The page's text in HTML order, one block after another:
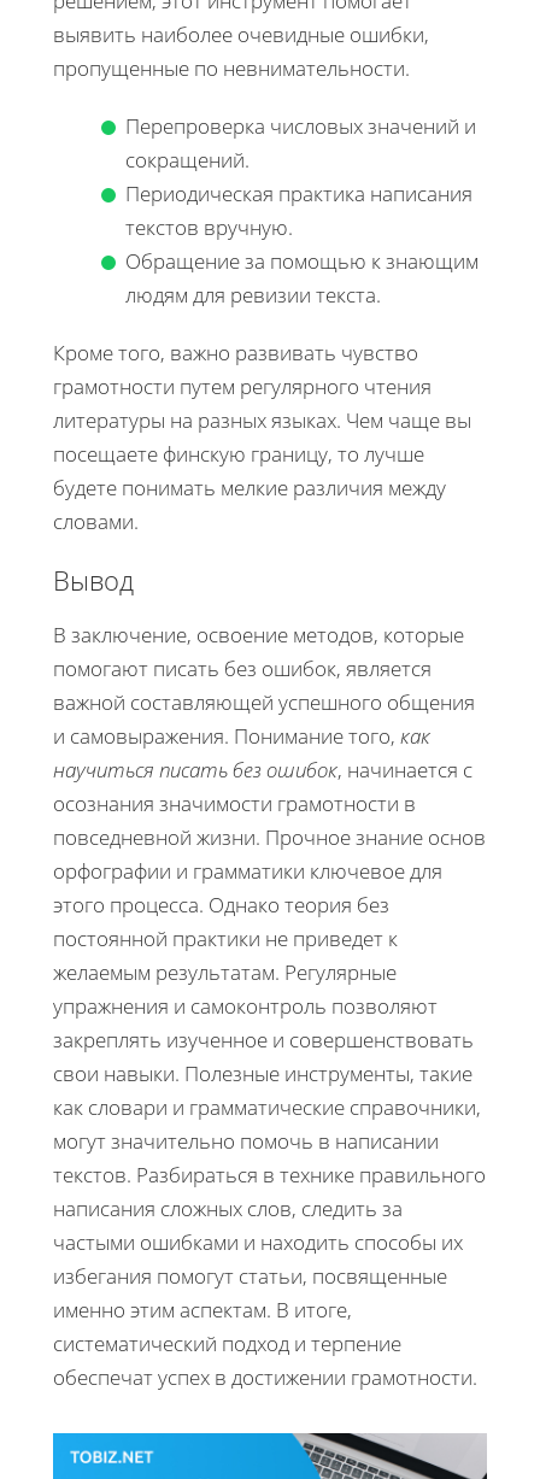
выявить наиболее очевидные ошибки,
пропущенные по невнимательности.
Перепроверка числовых значений и
сокращений.
Периодическая практика написания
текстов вручную.
Обращение за помощью к знающим
людям для ревизии текста.
Кроме того, важно развивать чувство
грамотности путем регулярного чтения
литературы на разных языках. Чем чаще вы
посещаете финскую границу, то лучше
будете понимать мелкие различия между
словами.
Вывод
В заключение, освоение методов, которые
помогают писать без ошибок, является
важной составляющей успешного общения
и самовыражения. Понимание того, как
научиться писать без ошибок, начинается с
осознания значимости грамотности в
повседневной жизни. Прочное знание основ
орфографии и грамматики ключевое для
этого процесса. Однако теория без
постоянной практики не приведет к
желаемым результатам. Регулярные
упражнения и самоконтроль позволяют
закреплять изученное и совершенствовать
свои навыки. Полезные инструменты, такие
как словари и грамматические справочники,
могут значительно помочь в написании
текстов. Разбираться в технике правильного
написания сложных слов, следить за
частыми ошибками и находить способы их
избегания помогут статьи, посвященные
именно этим аспектам. В итоге,
систематический подход и терпение
обеспечат успех в достижении грамотности.